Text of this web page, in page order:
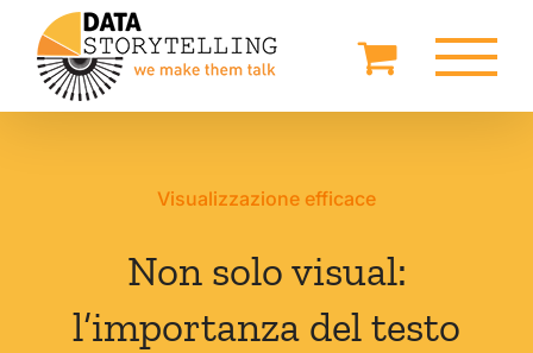
contenuto
Visualizzazione efficace
Non solo visual:
l’importanza del testo